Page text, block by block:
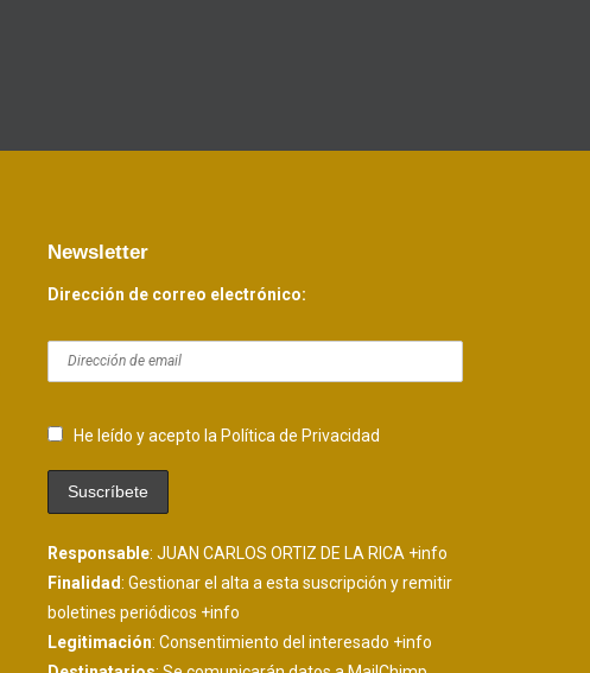
Newsletter
Dirección de correo electrónico:
He leído y acepto la Política de Privacidad
Responsable: JUAN CARLOS ORTIZ DE LA RICA +info
Finalidad: Gestionar el alta a esta suscripción y remitir
boletines periódicos +info
Legitimación: Consentimiento del interesado +info